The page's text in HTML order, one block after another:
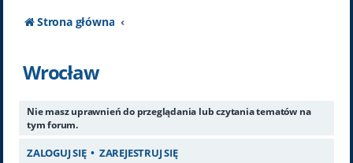
Strona główna
Wrocław
Nie masz uprawnień do przeglądania lub czytania tematów na
tym forum.
ZALOGUJ SIĘ• ZAREJESTRUJ SIĘ